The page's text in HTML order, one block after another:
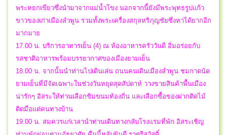
พระหยกเขียวซึ่งนำมาจากแม่น้ำโขง นอกจากนี้ยังมีพระพุทธรูปแก้ว
ขาวของเก่าเมืองลำพูน รวมทั้งพระเครื่องสกุลหริภุญชัยซึ่งหาได้ยากอีก
มากมาย
17.00 น. บริการอาหารเย็น (4) ณ ห้องอาหารครัววันดี อิ่มอร่อยกับ
รสชาติอาหารพร้อมบรรยากาศของเมืองยามเย็น
18.00 น. จากนั้นนำท่านไปเดินเล่น ถนนคนเดินเมืองลำพูน ชมกาดนัด
ยามเย็นที่มีจัดเฉพาะในช่วงวันหยุดสุดสัปดาห์ วางขายสินค้าพื้นเมือง
น่ารักๆ อิสระให้ท่านเลือกชิมขนมท้องถิ่น และเลือกซื้อของฝากติดไม้
ติดมือแด่คนทางบ้าน
19.00 น. สมควรแก่เวลานำท่านเดินทางกลับโรงแรมที่พัก อิสระเชิญ